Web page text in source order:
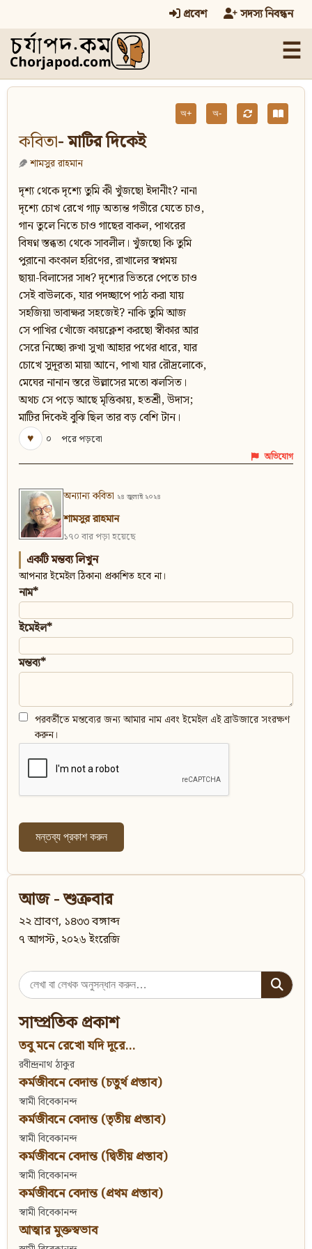
প্রবেশ সদস্য নিবন্ধন
☰
অ+ অ-
কবিতা- মাটির দিকেই
শামসুর রাহমান
দৃশ্য থেকে দৃশ্যে তুমি কী খুঁজছো ইদানীং? নানা
দৃশ্যে চোখ রেখে গাঢ় অত্যন্ত গভীরে যেতে চাও,
গান তুলে নিতে চাও গাছের বাকল, পাথরের
বিষণ্ন স্তব্ধতা থেকে সাবলীল। খুঁজছো কি তুমি
পুরানো কংকাল হরিণের, রাখালের স্বপ্নময়
ছায়া-বিলাসের সাধ? দৃশ্যের ভিতরে পেতে চাও
সেই বাউলকে, যার পদচ্ছাপে পাঠ করা যায়
সহজিয়া ভাবাক্ষর সহজেই? নাকি তুমি আজ
সে পাখির খোঁজে কায়ক্লেশ করছো স্বীকার আর
সেরে নিচ্ছো রুখা সুখা আহার পথের ধারে, যার
চোখে সুদূরতা মায়া আনে, পাখা যার রৌদ্রলোকে,
মেঘের নানান স্তরে উল্লাসের মতো ঝলসিত।
অথচ সে পড়ে আছে মৃত্তিকায়, হতশ্রী, উদাস;
মাটির দিকেই বুঝি ছিল তার বড় বেশি টান।
♥
০ পরে পড়বো
অভিযোগ
অন্যান্য কবিতা ২৪ জুলাই ২০২৪
শামসুর রাহমান
১৭০ বার পড়া হয়েছে
একটি মন্তব্য লিখুন
আপনার ইমেইল ঠিকানা প্রকাশিত হবে না।
নাম*
ইমেইল*
মন্তব্য*
পরবর্তীতে মন্তব্যের জন্য আমার নাম এবং ইমেইল এই ব্রাউজারে সংরক্ষণ
করুন।
আজ - শুক্রবার
২২ শ্রাবণ, ১৪৩৩ বঙ্গাব্দ
৭ আগস্ট, ২০২৬ ইংরেজি
Search
for:
সাম্প্রতিক প্রকাশ
তবু মনে রেখো যদি দূরে...
রবীন্দ্রনাথ ঠাকুর
কর্মজীবনে বেদান্ত (চতুর্থ প্রস্তাব)
স্বামী বিবেকানন্দ
কর্মজীবনে বেদান্ত (তৃতীয় প্রস্তাব)
স্বামী বিবেকানন্দ
কর্মজীবনে বেদান্ত (দ্বিতীয় প্রস্তাব)
স্বামী বিবেকানন্দ
কর্মজীবনে বেদান্ত (প্রথম প্রস্তাব)
স্বামী বিবেকানন্দ
আত্মার মুক্তস্বভাব